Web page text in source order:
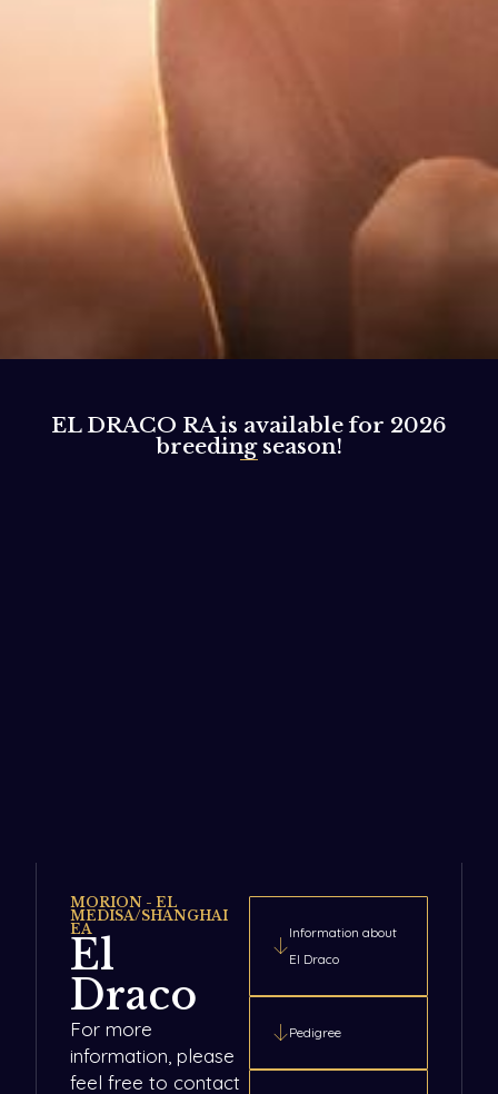
EL DRACO RA is available for 2026
breeding season!
MORION - EL
MEDISA/SHANGHAI
EA
El
Draco
For more
information, please
feel free to contact
Information about
El Draco
Pedigree